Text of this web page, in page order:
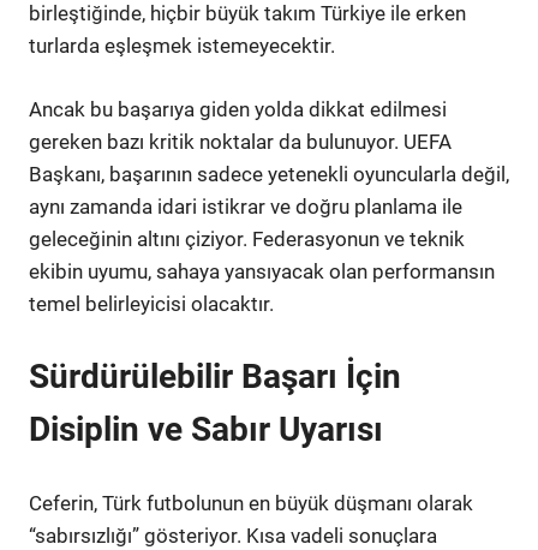
birleştiğinde, hiçbir büyük takım Türkiye ile erken
turlarda eşleşmek istemeyecektir.
Ancak bu başarıya giden yolda dikkat edilmesi
gereken bazı kritik noktalar da bulunuyor. UEFA
Başkanı, başarının sadece yetenekli oyuncularla değil,
aynı zamanda idari istikrar ve doğru planlama ile
geleceğinin altını çiziyor. Federasyonun ve teknik
ekibin uyumu, sahaya yansıyacak olan performansın
temel belirleyicisi olacaktır.
Sürdürülebilir Başarı İçin
Disiplin ve Sabır Uyarısı
Ceferin, Türk futbolunun en büyük düşmanı olarak
“sabırsızlığı” gösteriyor. Kısa vadeli sonuçlara